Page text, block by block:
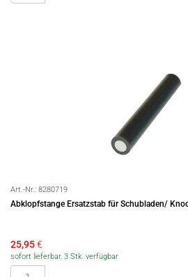
Art.-Nr.: 8280719
Abklopfstange Ersatzstab für Schubladen/
25,95€
sofort lieferbar, 3 Stk. verfügbar